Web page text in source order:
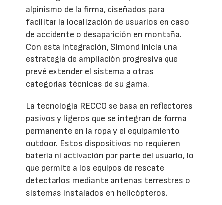
alpinismo de la firma, diseñados para
facilitar la localización de usuarios en caso
de accidente o desaparición en montaña.
Con esta integración, Simond inicia una
estrategia de ampliación progresiva que
prevé extender el sistema a otras
categorías técnicas de su gama.
La tecnología RECCO se basa en reflectores
pasivos y ligeros que se integran de forma
permanente en la ropa y el equipamiento
outdoor. Estos dispositivos no requieren
batería ni activación por parte del usuario, lo
que permite a los equipos de rescate
detectarlos mediante antenas terrestres o
sistemas instalados en helicópteros.